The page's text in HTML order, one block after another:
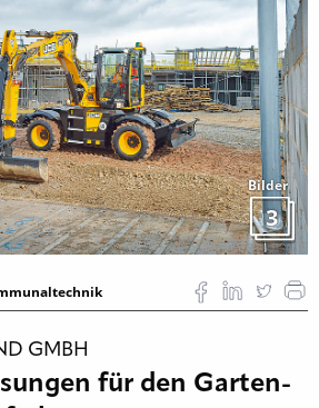
Bilder
3
GMBH
für den Garten-